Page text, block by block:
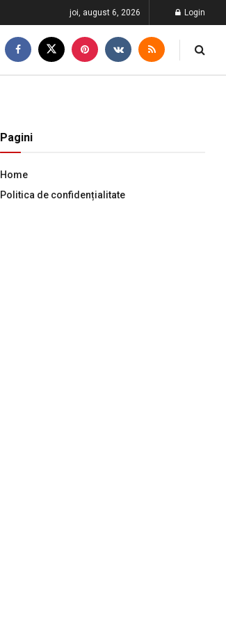
joi, august 6, 2026 Login
Pagini
Home
Politica de confidențialitate